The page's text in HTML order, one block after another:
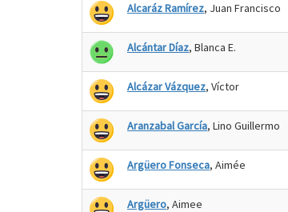
Alcaráz Ramírez, Juan Francisco
Alcántar Díaz, Blanca E.
Alcázar Vázquez, Víctor
Aranzabal García, Lino Guillermo
Argüero Fonseca, Aimée
Argüero, Aimee